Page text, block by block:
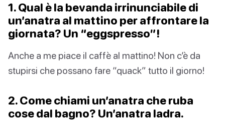
1. Qual è la bevanda irrinunciabile di
un’anatra al mattino per affrontare la
giornata? Un “eggspresso”!
Anche a me piace il caffè al mattino! Non c’è da
stupirsi che possano fare “quack” tutto il giorno!
2. Come chiami un’anatra che ruba
cose dal bagno? Un’anatra ladra.